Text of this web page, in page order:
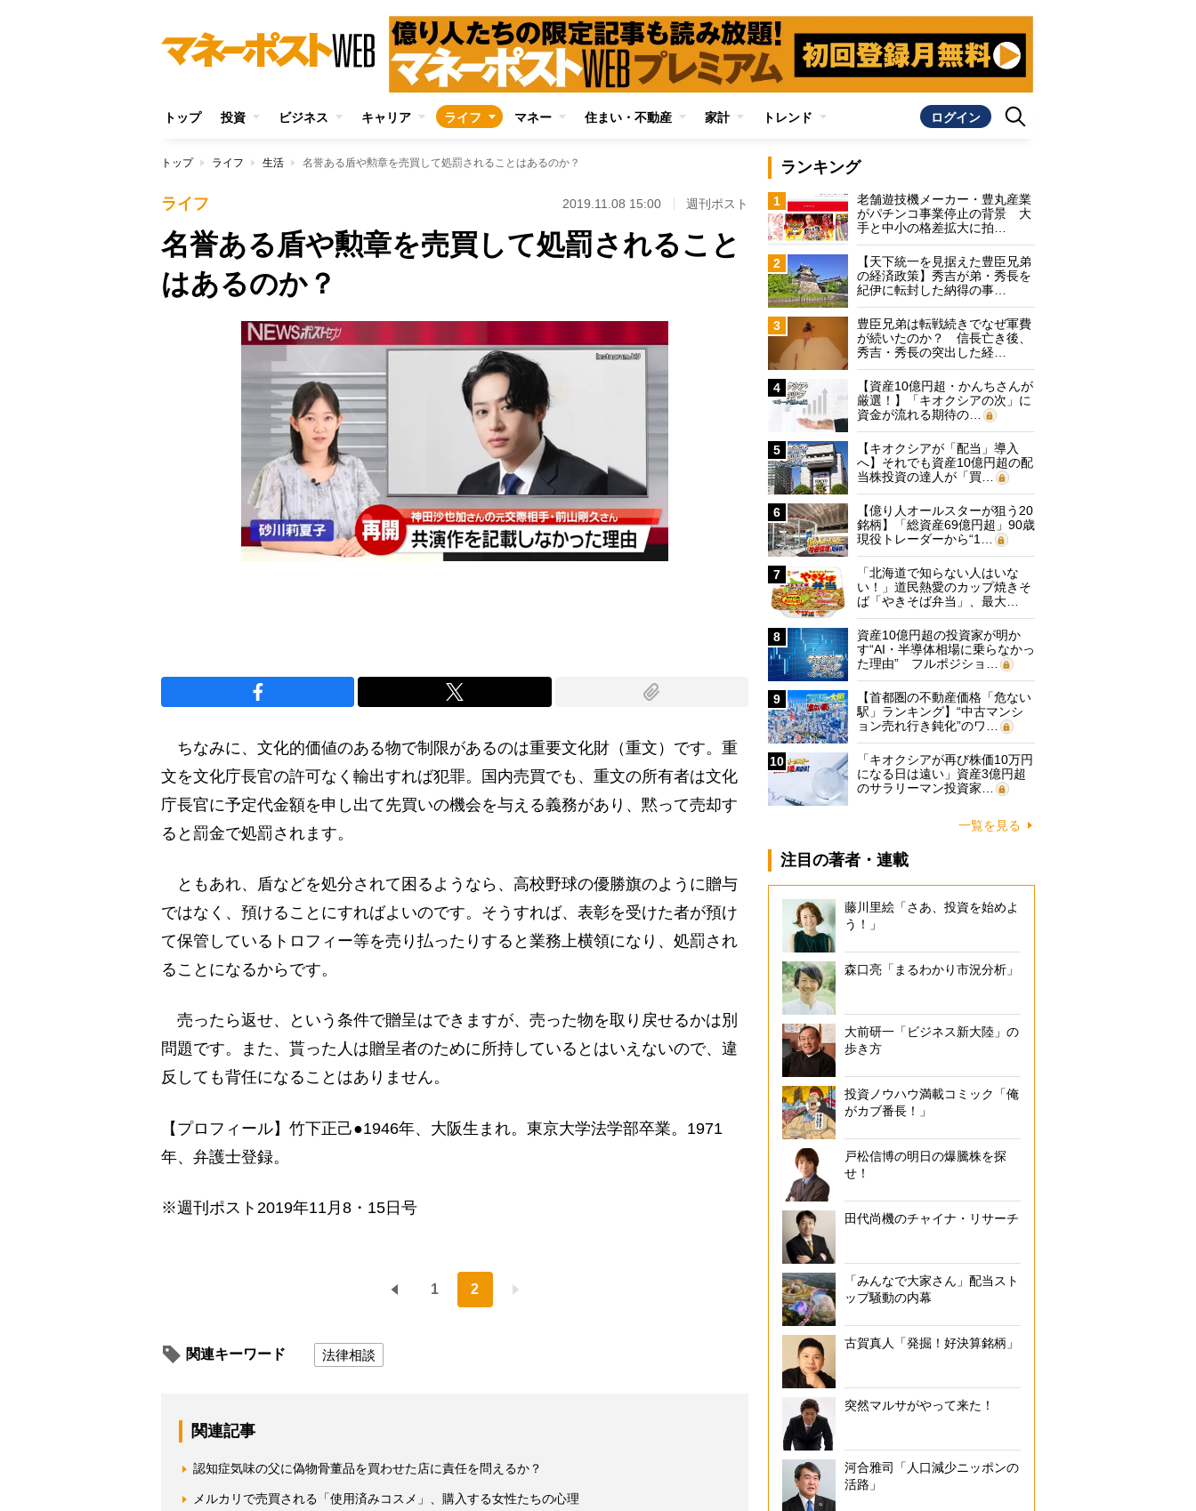
トップ 投資 ビジネス キャリア ライフ マネー 住まい・不動産 家計 トレンド ログイン
トップ ライフ 生活 名誉ある盾や勲章を売買して処罰されることはあるのか？
ライフ 2019.11.08 15:00 週刊ポスト
名誉ある盾や勲章を売買して処罰されること
はあるのか？
ちなみに、文化的価値のある物で制限があるのは重要文化財（重文）です。重
文を文化庁長官の許可なく輸出すれば犯罪。国内売買でも、重文の所有者は文化
庁長官に予定代金額を申し出て先買いの機会を与える義務があり、黙って売却す
ると罰金で処罰されます。
ともあれ、盾などを処分されて困るようなら、高校野球の優勝旗のように贈与
ではなく、預けることにすればよいのです。そうすれば、表彰を受けた者が預け
て保管しているトロフィー等を売り払ったりすると業務上横領になり、処罰され
ることになるからです。
売ったら返せ、という条件で贈呈はできますが、売った物を取り戻せるかは別
問題です。また、貰った人は贈呈者のために所持しているとはいえないので、違
反しても背任になることはありません。
【プロフィール】竹下正己●1946年、大阪生まれ。東京大学法学部卒業。1971
年、弁護士登録。
※週刊ポスト2019年11月8・15日号
1 2
関連キーワード 法律相談
関連記事
認知症気味の父に偽物骨董品を買わせた店に責任を問えるか？
メルカリで売買される「使用済みコスメ」、購入する女性たちの心理
ランキング
1
老舗遊技機メーカー・豊丸産業
がパチンコ事業停止の背景 大
手と中小の格差拡大に拍…
2
【天下統一を見据えた豊臣兄弟
の経済政策】秀吉が弟・秀長を
紀伊に転封した納得の事…
3
豊臣兄弟は転戦続きでなぜ軍費
が続いたのか？ 信長亡き後、
秀吉・秀長の突出した経…
4
【資産10億円超・かんちさんが
厳選！】「キオクシアの次」に
資金が流れる期待の…
5
【キオクシアが「配当」導入
へ】それでも資産10億円超の配
当株投資の達人が「買…
6
【億り人オールスターが狙う20
銘柄】「総資産69億円超」90歳
現役トレーダーから“1…
7
「北海道で知らない人はいな
い！」道民熱愛のカップ焼きそ
ば「やきそば弁当」、最大…
8
資産10億円超の投資家が明か
す“AI・半導体相場に乗らなかっ
た理由” フルポジショ…
9
【首都圏の不動産価格「危ない
駅」ランキング】“中古マンシ
ョン売れ行き鈍化”のワ…
10
「キオクシアが再び株価10万円
になる日は遠い」資産3億円超
のサラリーマン投資家…
一覧を見る
注目の著者・連載
藤川里絵「さあ、投資を始めよ
う！」
森口亮「まるわかり市況分析」
大前研一「ビジネス新大陸」の
歩き方
投資ノウハウ満載コミック「俺
がカブ番長！」
戸松信博の明日の爆騰株を探
せ！
田代尚機のチャイナ・リサーチ
「みんなで大家さん」配当スト
ップ騒動の内幕
古賀真人「発掘！好決算銘柄」
突然マルサがやって来た！
河合雅司「人口減少ニッポンの
活路」